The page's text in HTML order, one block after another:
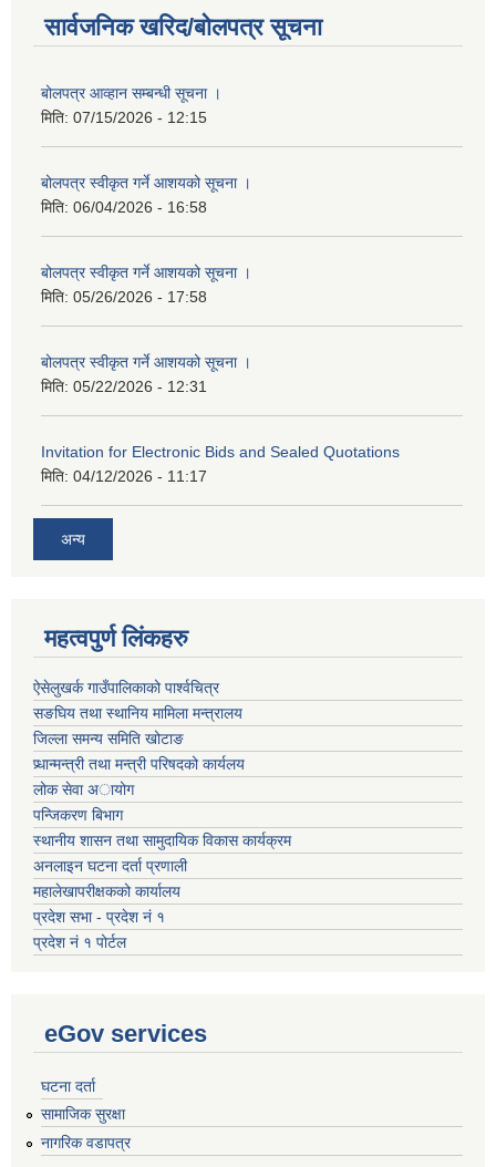
सार्वजनिक खरिद/बोलपत्र सूचना
बोलपत्र आव्हान सम्बन्धी सूचना ।
मिति: 07/15/2026 - 12:15
बोलपत्र स्वीकृत गर्ने आशयको सूचना ।
मिति: 06/04/2026 - 16:58
बोलपत्र स्वीकृत गर्ने आशयको सूचना ।
मिति: 05/26/2026 - 17:58
बोलपत्र स्वीकृत गर्ने आशयको सूचना ।
मिति: 05/22/2026 - 12:31
Invitation for Electronic Bids and Sealed Quotations
मिति: 04/12/2026 - 11:17
अन्य
महत्वपुर्ण लिंकहरु
ऐसेलुखर्क गाउँपालिकाको पार्श्वचित्र
सङघिय तथा स्थानिय मामिला मन्त्रालय
जिल्ला समन्य समिति खोटाङ
प्र्धान्मन्त्री तथा मन्त्री परिषदको कार्यलय
लोक सेवा अायोग
पन्जिकरण बिभाग
स्थानीय शासन तथा सामुदायिक विकास कार्यक्रम
अनलाइन घटना दर्ता प्रणाली
महालेखापरीक्षकको कार्यालय
प्रदेश सभा - प्रदेश नं १
प्रदेश नं १ पोर्टल
eGov services
घटना दर्ता
सामाजिक सुरक्षा
नागरिक वडापत्र